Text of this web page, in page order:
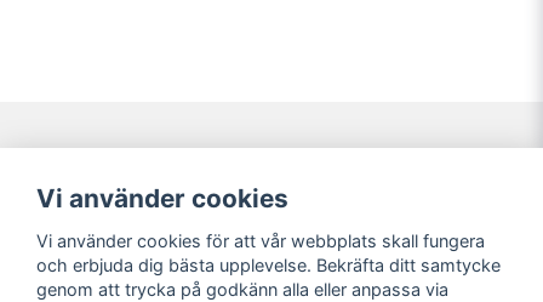
Navigering
Nyheter!
Förbeställning
Mitt konto
Logga in
Registrera dig
Glömt lösenord?
Vi använder cookies
Vi använder cookies för att vår webbplats skall fungera
och erbjuda dig bästa upplevelse. Bekräfta ditt samtycke
genom att trycka på godkänn alla eller anpassa via